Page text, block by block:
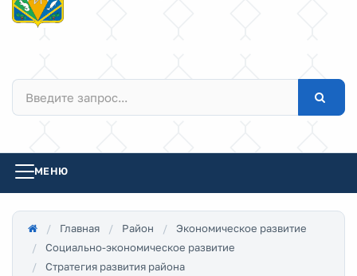
МЕНЮ
Главная Район
Экономическое развитие
Социально-экономическое развитие
Стратегия развития района